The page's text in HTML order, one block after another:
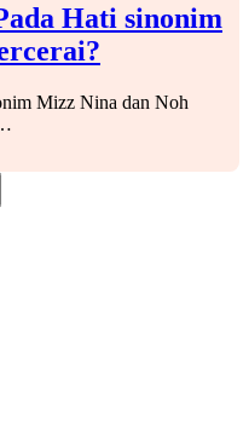
Hati sinonim
Mizz Nina dan Noh